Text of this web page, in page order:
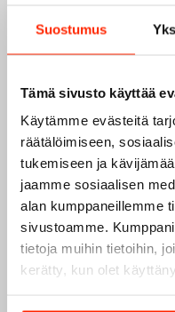
Suostumus
Tämä sivusto käyttää
Käytämme evästeitä
räätälöimiseen,
tukemiseen ja
jaamme sosiaalisen
alan kumppaneillemme
sivustoamme.
tietoja muihin tietoihin,
kerätty, kun olet
jotka on kehitetty
puolustusvoimien ja
ja erikoisammattilaisten
innovoimaan entistä